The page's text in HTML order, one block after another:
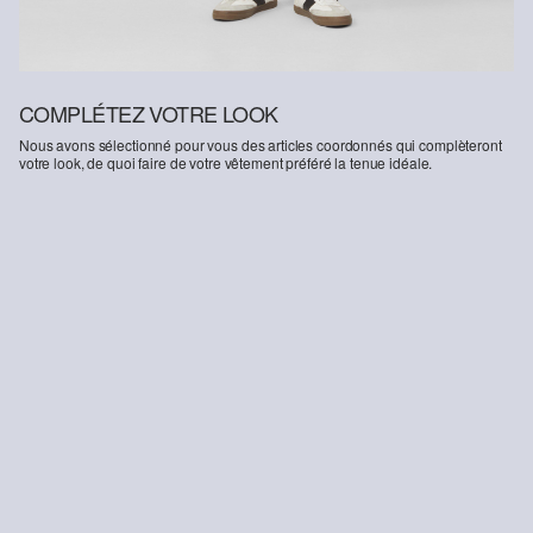
COMPLÉTEZ VOTRE LOOK
Nous avons sélectionné pour vous des articles coordonnés qui complèteront
votre look, de quoi faire de votre vêtement préféré la tenue idéale.